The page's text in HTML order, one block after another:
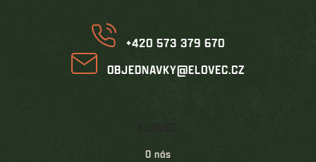
+420 573 379 670
OBJEDNAVKY@ELOVEC.CZ
O nás